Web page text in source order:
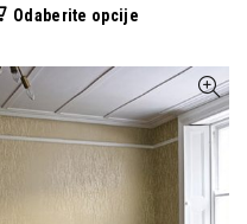
RSD
Odaberite opcijeOvaj
ima
više
varijanti.
mogu